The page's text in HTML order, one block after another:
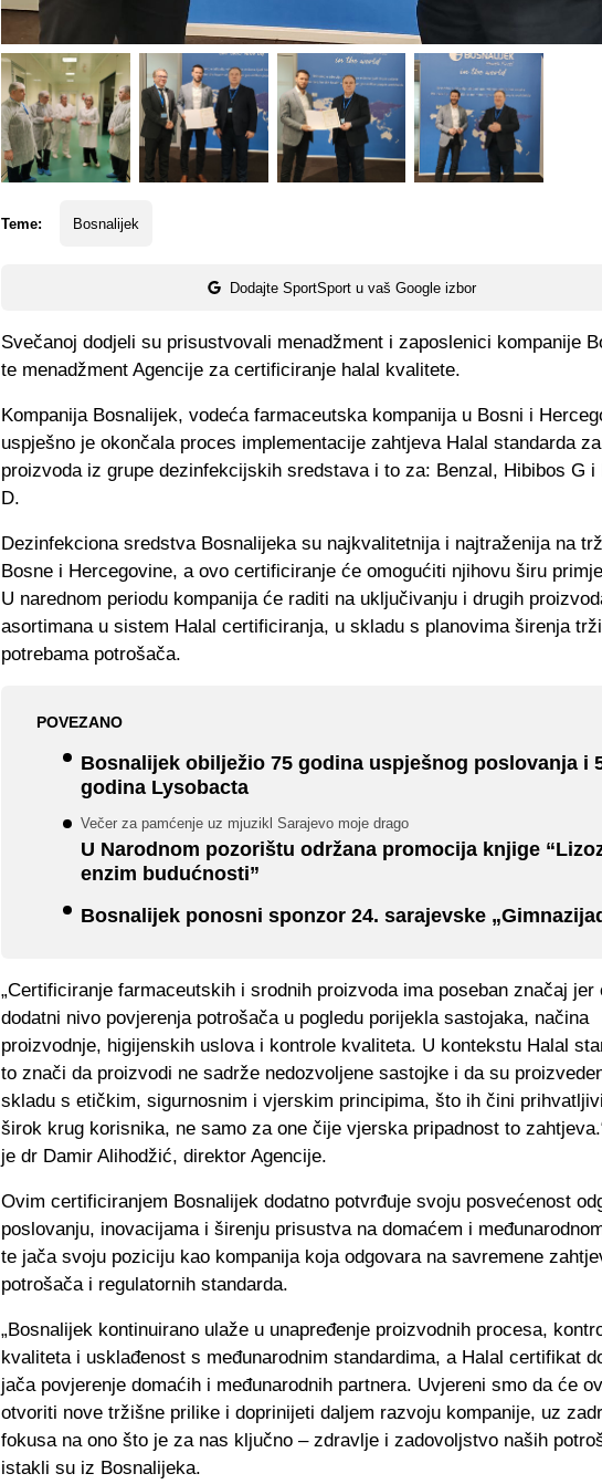
Teme: Bosnalijek
Dodajte SportSport u vaš Google izbor
Svečanoj dodjeli su prisustvovali menadžment i zaposlenici kompanije
te menadžment Agencije za certificiranje halal kvalitete.
Kompanija Bosnalijek, vodeća farmaceutska kompanija u Bosni i
uspješno je okončala proces implementacije zahtjeva Halal standarda
proizvoda iz grupe dezinfekcijskih sredstava i to za: Benzal, Hibibos G i
D.
Dezinfekciona sredstva Bosnalijeka su najkvalitetnija i najtraženija na
Bosne i Hercegovine, a ovo certificiranje će omogućiti njihovu širu
U narednom periodu kompanija će raditi na uključivanju i drugih
asortimana u sistem Halal certificiranja, u skladu s planovima širenja
potrebama potrošača.
POVEZANO
Bosnalijek obilježio 75 godina uspješnog poslovanja i
godina Lysobacta
Večer za pamćenje uz mjuzikl Sarajevo moje drago
U Narodnom pozorištu održana promocija knjige
enzim budućnosti”
Bosnalijek ponosni sponzor 24. sarajevske
„Certificiranje farmaceutskih i srodnih proizvoda ima poseban značaj jer
dodatni nivo povjerenja potrošača u pogledu porijekla sastojaka, načina
proizvodnje, higijenskih uslova i kontrole kvaliteta. U kontekstu Halal
to znači da proizvodi ne sadrže nedozvoljene sastojke i da su
skladu s etičkim, sigurnosnim i vjerskim principima, što ih čini
širok krug korisnika, ne samo za one čije vjerska pripadnost to
je dr Damir Alihodžić, direktor Agencije.
Ovim certificiranjem Bosnalijek dodatno potvrđuje svoju posvećenost
poslovanju, inovacijama i širenju prisustva na domaćem i
te jača svoju poziciju kao kompanija koja odgovara na savremene
potrošača i regulatornih standarda.
„Bosnalijek kontinuirano ulaže u unapređenje proizvodnih procesa,
kvaliteta i usklađenost s međunarodnim standardima, a Halal certifikat
jača povjerenje domaćih i međunarodnih partnera. Uvjereni smo da će
otvoriti nove tržišne prilike i doprinijeti daljem razvoju kompanije, uz
fokusa na ono što je za nas ključno – zdravlje i zadovoljstvo naših
istakli su iz Bosnalijeka.